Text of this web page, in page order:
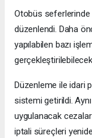
Otobüs seferlerinde
düzenlendi. Daha
yapılabilen bazı
Düzenleme ile idari
sistemi getirildi.
uygulanacak cezalar
iptali süreçleri